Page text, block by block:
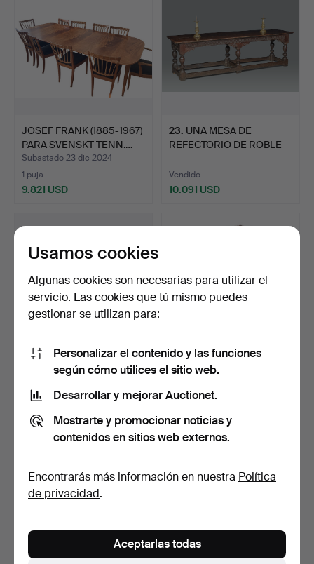
JOSEF FRANK (1885-1967)
PARA SVENSKT TENN.…
Subastado 23 dic 2024
1 puja
9.821 USD
23. UNA MESA DE
REFECTORIO DE ROBLE
Vendido
10.091 USD
UN ESTUCHE ÚNICO
PARA ZANJADORA DE
ROBLE C…
356. UNA CAMA CON
EXTREMAD…
10.763 USD
Usamos cookies
Algunas cookies son necesarias para utilizar el
servicio. Las cookies que tú mismo puedes
gestionar se utilizan para:
Personalizar el contenido y las funciones
según cómo utilices el sitio web.
Desarrollar y mejorar Auctionet.
Mostrarte y promocionar noticias y
contenidos en sitios web externos.
Encontrarás más información en nuestra Política
de privacidad.
Aceptarlas todas